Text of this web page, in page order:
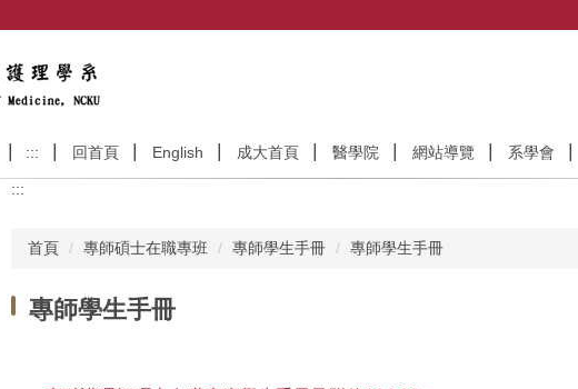
::: 回首頁 English 成大首頁 醫學院 網站導覽 系學會
:::
首頁 專師碩士在職專班 專師學生手冊 專師學生手冊
專師學生手冊